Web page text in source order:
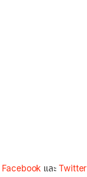
Facebook และ Twitter